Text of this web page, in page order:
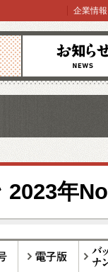
お知らせ
企業情報
年